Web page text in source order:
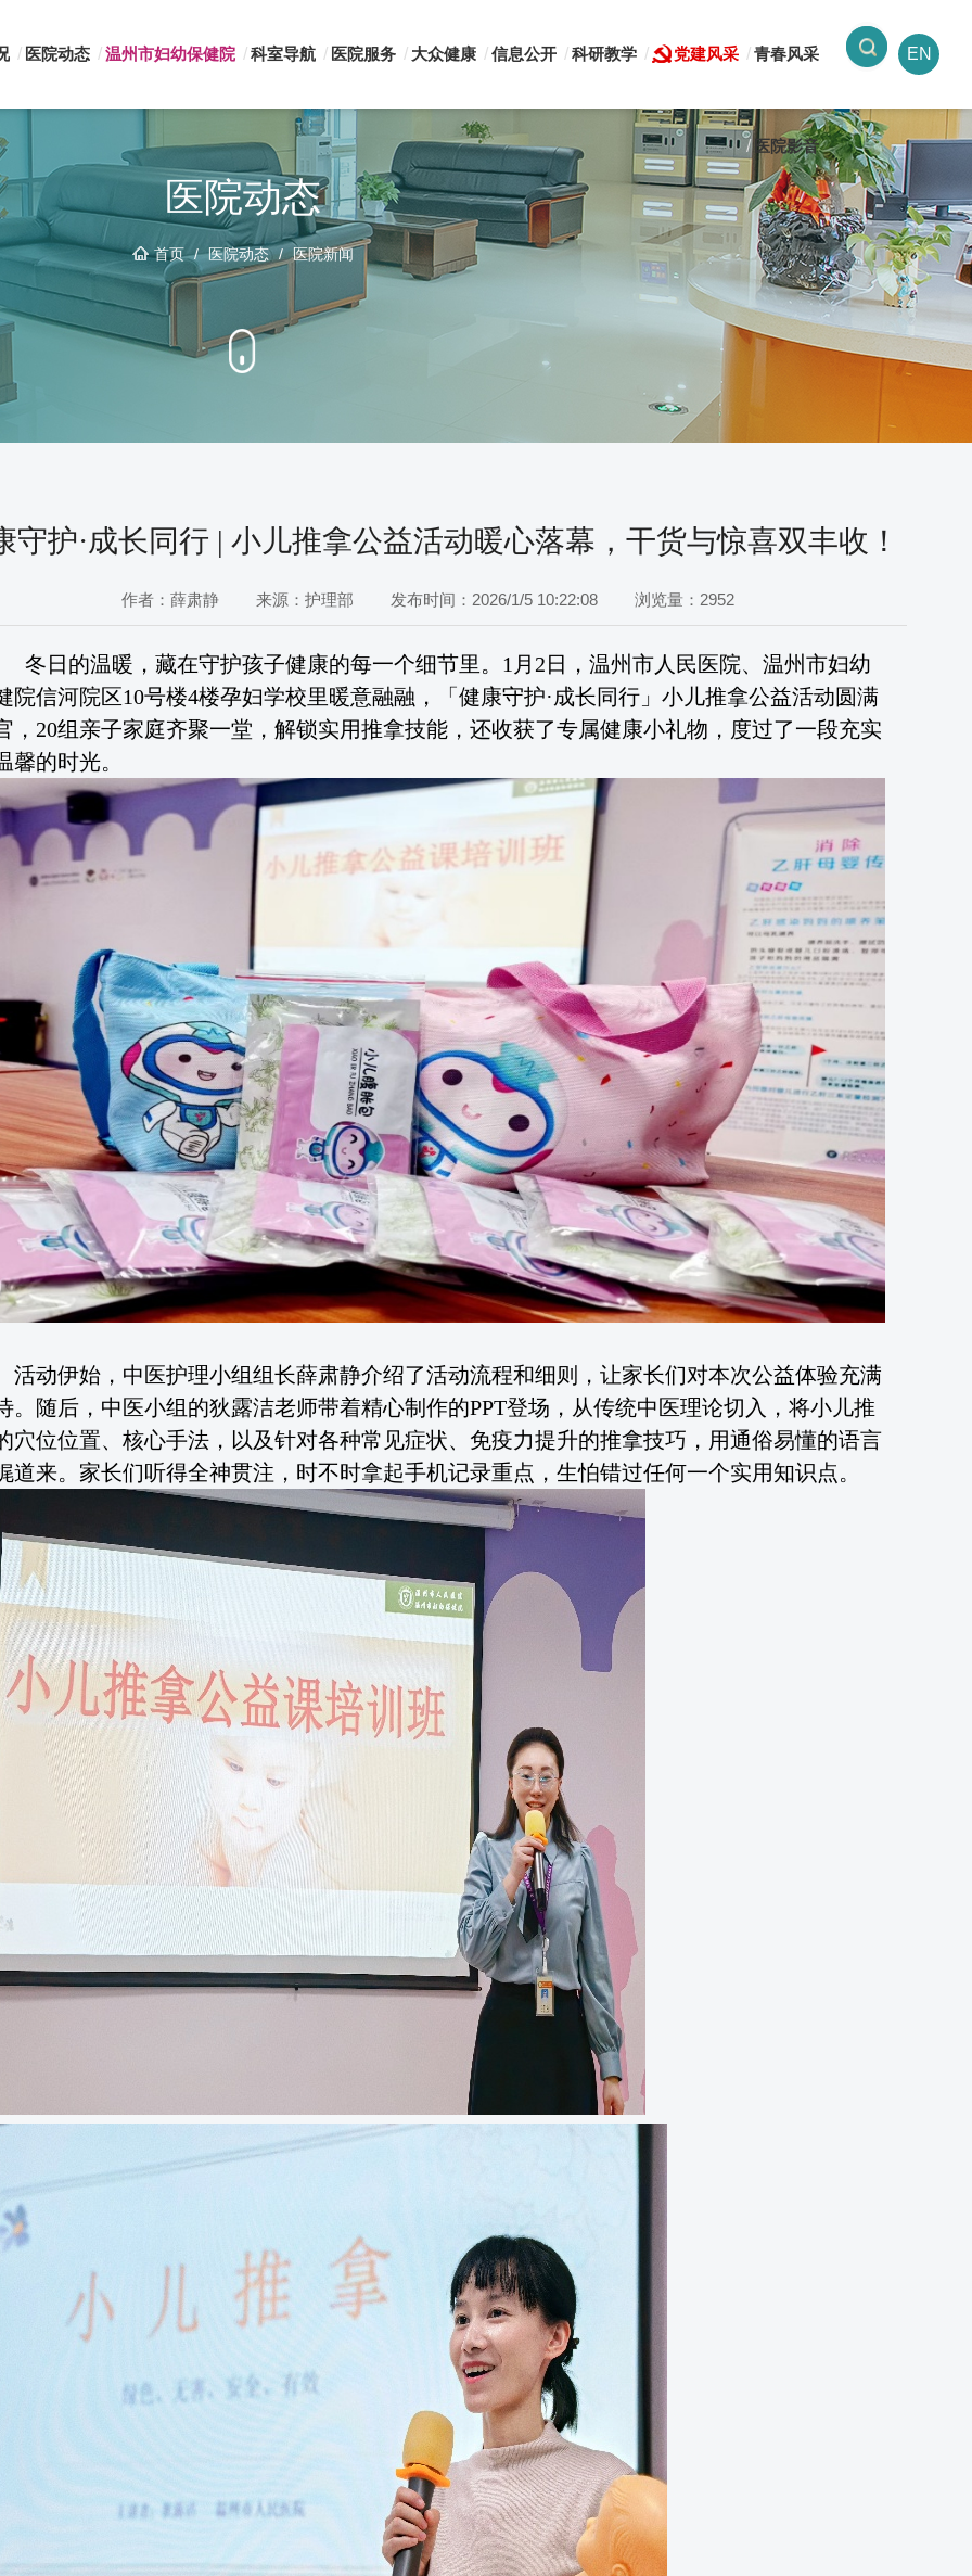
医院动态 温州市妇幼保健院 科室导航 医院服务 大众健康 信息公开 科研教学 党建风采 青春风采
医院影音
EN
医院动态
首页 / 医院动态 / 医院新闻
守护·成长同行 | 小儿推拿公益活动暖心落幕，干货与惊喜双丰收！
作者：薛肃静 来源：护理部 发布时间：2026/1/5 10:22:08 浏览量：2952
冬日的温暖，藏在守护孩子健康的每一个细节里。 1月2日，温州市人民医院、温州市妇幼
院信河院区10号楼4楼孕妇学校里暖意融融，「健康守护·成长同行」小儿推拿公益活动圆满
，20组亲子家庭齐聚一堂，解锁实用推拿技能，还收获了专属健康小礼物，度过了一段充实
馨的时光。
活动伊始，中医护理小组组长薛肃静介绍了活动流程和细则，让家长们对本次公益体验充满
。随后，中医小组的狄露洁老师带着精心制作的PPT登场，从传统中医理论切入，将小儿推
穴位位置、核心手法，以及针对各种常见症状、免疫力提升的推拿技巧，用通俗易懂的语言
道来。家长们听得全神贯注，时不时拿起手机记录重点，生怕错过任何一个实用知识点。